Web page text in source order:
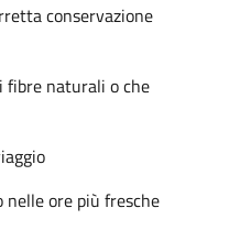
conservazione
fibre naturali o che
nelle ore più fresche